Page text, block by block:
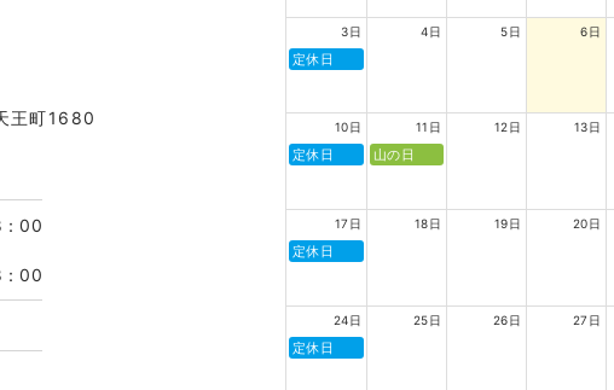
王町1680
00
00
3日
定休日
4日 5日 6日
10日
定休日
11日
山の日
12日 13日
17日
定休日
18日 19日 20日
24日
定休日
25日 26日 27日